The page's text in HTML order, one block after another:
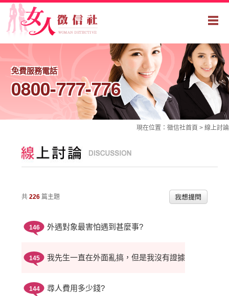
免費服務電話
0800-777-776
現在位置： 徵信社首頁 > 線上討論
共226 篇主題
146 外遇對象最害怕遇到甚麼事?
145 我先生一直在外面亂搞，但是我沒有證據
144 尋人費用多少錢?